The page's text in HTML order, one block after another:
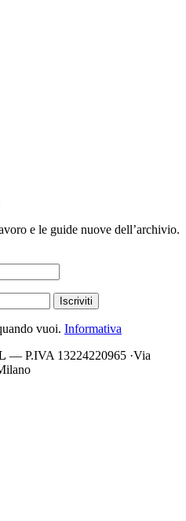
e le guide nuove dell’archivio.
Iscriviti
vuoi. Informativa
— P.IVA 13224220965 ·Via